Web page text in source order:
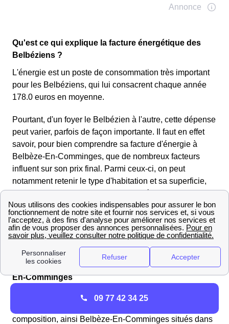
Qu'est ce qui explique la facture énergétique des
Belbéziens ?
L'énergie est un poste de consommation très important
pour les Belbéziens, qui lui consacrent chaque année
178.0 euros en moyenne.
Pourtant, d'un foyer le Belbézien à l'autre, cette dépense
peut varier, parfois de façon importante. Il faut en effet
savoir, pour bien comprendre sa facture d'énergie à
Belbèze-En-Comminges, que de nombreux facteurs
influent sur son prix final. Parmi ceux-ci, on peut
notamment retenir le type d'habitation et sa superficie,
mais aussi le type de chauffage utilisé par le foyer de
Belbèze-En-Comminges, sa certification BBC s'il en a
une, le combustible utilisé, et même le nombre et le type
d'équipements électriques (lave-linge, lave-vaisselle,
micro-ondes, etc).
Nombre et type de logements présents à Belbèze-
En-Comminges
Connaître la composition d'une ville en termes de
composition, ainsi Belbèze-En-Comminges situés dans
09 77 42 34 25